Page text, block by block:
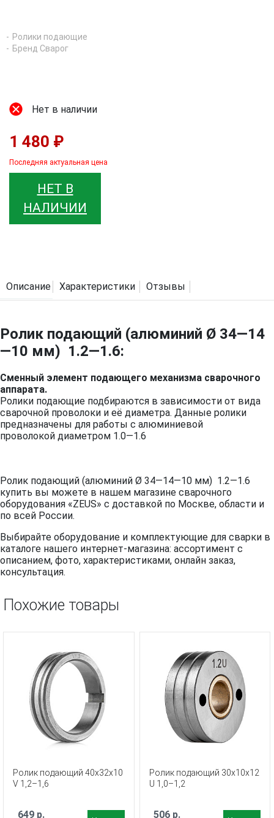
Ролики подающие
Бренд Сварог
Нет в наличии
1 480 ₽
Последняя актуальная цена
НЕТ В
НАЛИЧИИ
Описание Характеристики Отзывы
Ролик подающий (алюминий Ø 34—14
—10 мм) 1.2—1.6:
Сменный элемент подающего механизма сварочного
аппарата.
Ролики подающие подбираются в зависимости от вида
сварочной проволоки и её диаметра. Данные ролики
предназначены для работы с алюминиевой
проволокой диаметром 1.0—1.6
Ролик подающий (алюминий Ø 34—14—10 мм) 1.2—1.6
купить вы можете в нашем магазине сварочного
оборудования «ZEUS» с доставкой по Москве, области и
по всей России.
Выбирайте оборудование и комплектующие для сварки в
каталоге нашего интернет-магазина: ассортимент с
описанием, фото, характеристиками, онлайн заказ,
консультация.
Похожие товары
Ролик подающий 40х32х10
V 1,2–1,6
649 р.
Ролик подающий 30х10х12
U 1,0–1,2
506 р.